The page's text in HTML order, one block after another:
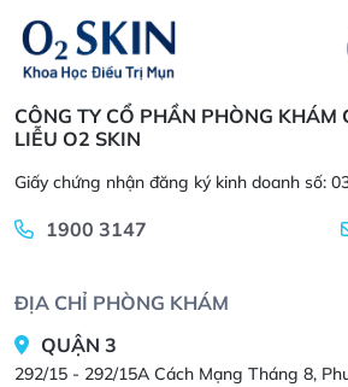
CÔNG TY CỔ PHẦN PHÒNG KHÁM
LIỄU O2 SKIN
Giấy chứng nhận đăng ký kinh doanh số:
1900 3147
ĐỊA CHỈ PHÒNG KHÁM
QUẬN 3
292/15 - 292/15A Cách Mạng Tháng 8,